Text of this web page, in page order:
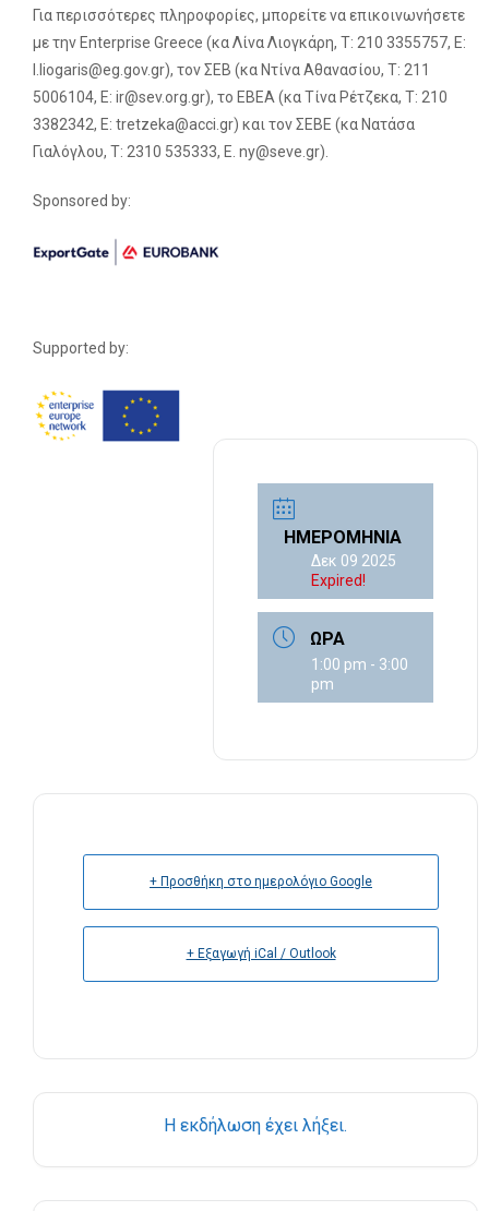
Για περισσότερες πληροφορίες, μπορείτε να επικοινωνήσετε
με την Enterprise Greece (κα Λίνα Λιογκάρη, Τ: 210 3355757, Ε:
l.liogaris@eg.gov.gr), τον ΣΕΒ (κα Ντίνα Αθανασίου, Τ: 211
5006104, E: ir@sev.org.gr), το ΕΒΕΑ (κα Τίνα Ρέτζεκα, Τ: 210
3382342, Ε: tretzeka@acci.gr) και τον ΣΕΒΕ (κα Νατάσα
Γιαλόγλου, Τ: 2310 535333, Ε. ny@seve.gr).
Sponsored by:
Supported by:
ΗΜΕΡΟΜΗΝΊΑ
Δεκ 09 2025
Expired!
ΏΡΑ
1:00 pm - 3:00
pm
+ Προσθήκη στο ημερολόγιο Google
+ Εξαγωγή iCal / Outlook
Η εκδήλωση έχει λήξει.